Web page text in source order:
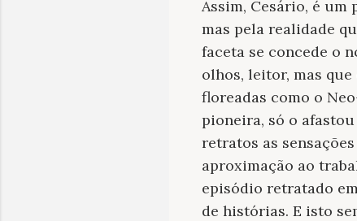
Assim, Cesário, é um
mas pela realidade
faceta se concede o
olhos, leitor, mas
floreadas como o
pioneira, só o
retratos as
aproximação ao
episódio retratado
de histórias. E isto